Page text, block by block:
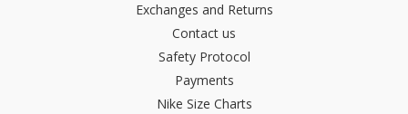
Exchanges and Returns
Contact us
Safety Protocol
Payments
Nike Size Charts